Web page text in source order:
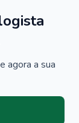
agora a sua